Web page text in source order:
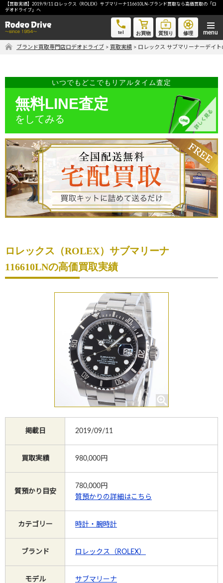
【買取実績】2019/9/11 ロレックス（ROLEX）サブマリーナ116610LN-ブランド買取なら高価買取の「ロ
デオドライブ」へ
tel お買物 質預り 修理
ロレックス サブマリーナーデイト-ブランド買取なら高価買取の「ロデオドライブ」へ
無料LINE査定
ご自宅にいながら品物を売りたい方へ
手間なく安全に売りたい方へ
出張買取申込
買取サービスのご案内
買取ブランド
お買物
質預かり
修理
電話で相談する
ブランド買取専門店ロデオドライブ > 買取実績 > ロレックス サブマリーナーデイ
いつでもどこでもリアルタイム査定
無料LINE査定
をしてみる
ロレックス（ROLEX）サブマリーナ
116610LNの高価買取実績
掲載日 2019/09/11
買取実績 980,000円
質預かり目安
780,000円
質預かりの詳細はこちら
カテゴリー 時計・腕時計
ブランド ロレックス（ROLEX）
モデル サブマリーナ